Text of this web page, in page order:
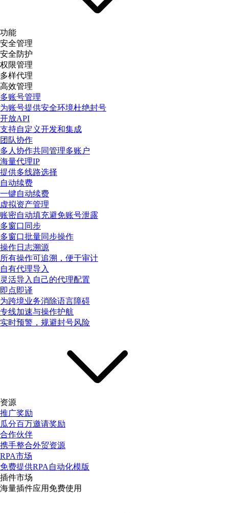
功能
安全管理
安全防护
权限管理
多样代理
高效管理
多账号管理
为账号提供安全环境杜绝封号
开放API
支持自定义开发和集成
团队协作
多人协作共同管理多账户
海量代理IP
提供多线路选择
自动续费
一键自动续费
虚拟资产管理
账密自动填充避免账号泄露
多窗口同步
多窗口批量同步操作
操作日志溯源
所有操作可追溯，便于审计
自有代理导入
灵活导入自己的代理配置
即点即译
为跨境业务消除语言障碍
专线加速与操作护航
实时预警，规避封号风险
资源
推广奖励
瓜分百万邀请奖励
合作伙伴
携手整合外贸资源
RPA市场
免费提供RPA自动化模版
插件市场
海量插件应用免费使用